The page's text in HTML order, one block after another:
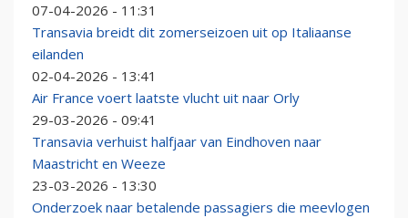
07-04-2026 - 11:31
Transavia breidt dit zomerseizoen uit op Italiaanse
eilanden
02-04-2026 - 13:41
Air France voert laatste vlucht uit naar Orly
29-03-2026 - 09:41
Transavia verhuist halfjaar van Eindhoven naar
Maastricht en Weeze
23-03-2026 - 13:30
Onderzoek naar betalende passagiers die meevlogen